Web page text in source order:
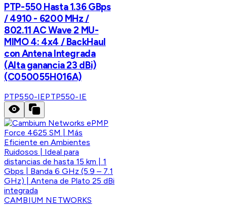
PTP-550 Hasta 1.36 GBps
/ 4910 - 6200 MHz /
802.11 AC Wave 2 MU-
MIMO 4: 4x4 / BackHaul
con Antena Integrada
(Alta ganancia 23 dBi)
(C050055H016A)
PTP550-IEPTP550-IE
CAMBIUM NETWORKS